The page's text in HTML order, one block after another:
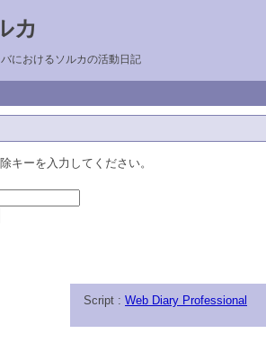
カ
におけるソルカの活動日記
キーを入力してください。
Script : Web Diary Professional